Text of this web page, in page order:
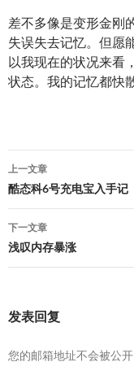
差不多像是变形金刚
失误失去记忆。但愿
以我现在的状况来看
状态。我的记忆都快
文
章
导
航
上一文章
酷态科6号充电宝入手记
下一文章
浅叹内存暴涨
发表回复
您的邮箱地址不会被公开